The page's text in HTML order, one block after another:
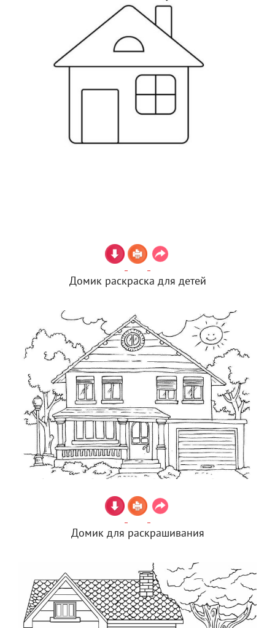
Домик раскраска для детей
Домик для раскрашивания